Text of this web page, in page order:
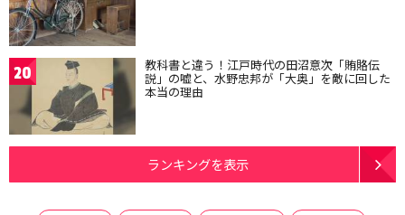
20 教科書と違う！江戸時代の田沼意次「賄賂伝
説」の嘘と、水野忠邦が「大奥」を敵に回した
本当の理由
ランキングを表示